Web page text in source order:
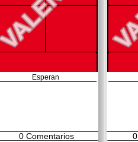
Esperan
0Comentarios 0